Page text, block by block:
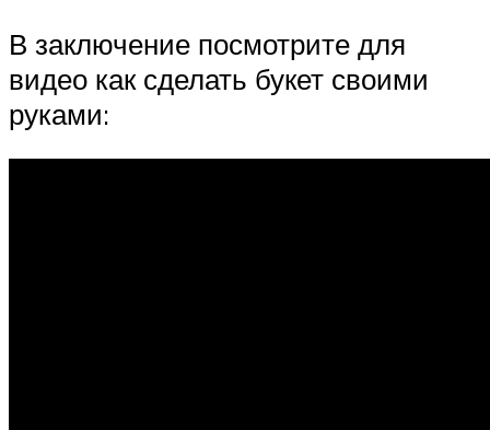
В заключение посмотрите для
видео как сделать букет своими
руками: